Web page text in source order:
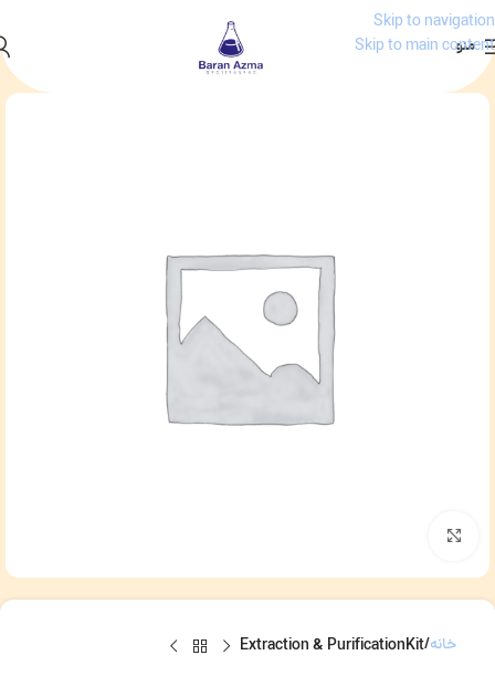
Skip to navigation
Skip to main content
منو
خانه Extraction & PurificationKit